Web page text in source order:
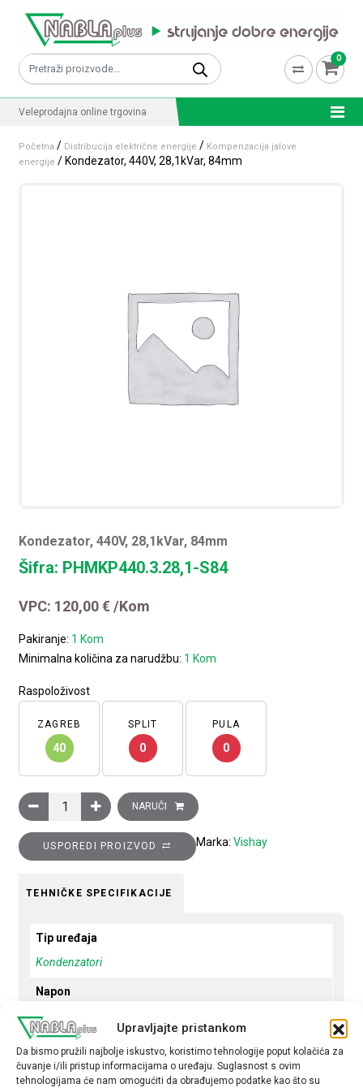
Upravljajte pristankom
Da bismo pružili najbolje iskustvo, koristimo tehnologije poput kolačića za
čuvanje i/ili pristup informacijama o uređaju. Suglasnost s ovim
tehnologijama će nam omogućiti da obrađujemo podatke kao što su
Pretraži: 0
Veleprodajna online trgovina
Početna / Distribucija električne energije / Kompenzacija jalove
energije / Kondezator, 440V, 28,1kVar, 84mm
Kondezator, 440V, 28,1kVar, 84mm
Šifra: PHMKP440.3.28,1-S84
VPC: 120,00€ /Kom
Pakiranje: 1 Kom
Minimalna količina za narudžbu: 1 Kom
Raspoloživost
ZAGREB
40
SPLIT
0
PULA
0
Kondezator, 440V, 28,1kVar, 84mm količina
NARUČI
USPOREDI PROIZVOD Marka: Vishay
TEHNIČKE SPECIFIKACIJE
Tip uređaja
Kondenzatori
Napon
440 V
Snaga
28,1 kVar